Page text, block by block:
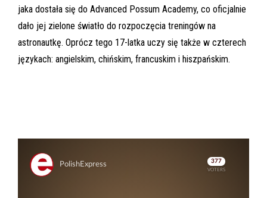
jaka dostała się do Advanced Possum Academy, co oficjalnie
dało jej zielone światło do rozpoczęcia treningów na
astronautkę. Oprócz tego 17-latka uczy się także w czterech
językach: angielskim, chińskim, francuskim i hiszpańskim.